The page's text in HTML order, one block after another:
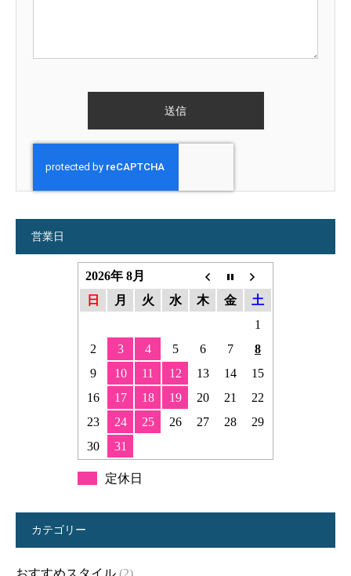
営業日
2026年 8月
日
月 火 水 木 金
土
1
2
3 4 5 6 7
8
9
10 11 12 13 14
15
16
17 18 19 20 21
22
23
24 25 26 27 28
29
30
31
定休日
カテゴリー
おすすめスタイル (2)